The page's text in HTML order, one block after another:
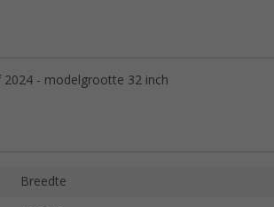
2024 - modelgrootte 32 inch
Breedte